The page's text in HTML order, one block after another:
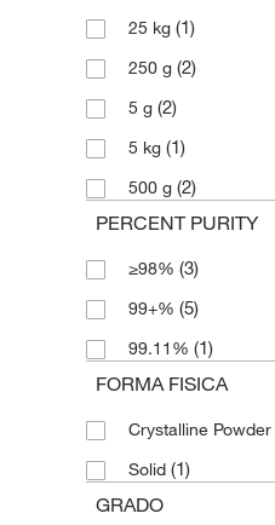
25 kg (1)
250 g (2)
5 g (2)
5 kg (1)
500 g (2)
PERCENT PURITY
≥98% (3)
99+% (5)
99.11% (1)
FORMA FISICA
Crystalline Powder
Solid (1)
GRADO